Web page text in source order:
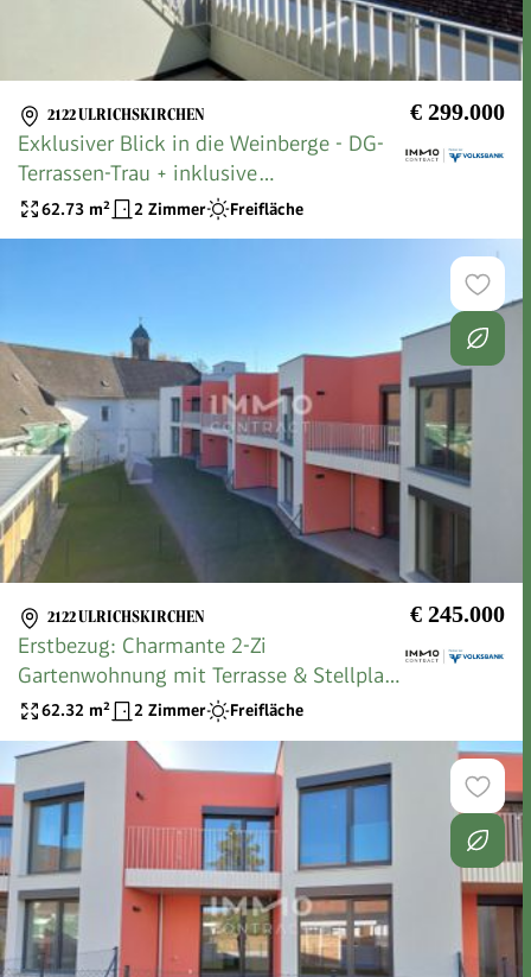
2122 ULRICHSKIRCHEN € 299.000
Exklusiver Blick in die Weinberge - DG-
Terrassen-Trau + inklusive
Garagenstellplatz
62.73 m² 2 Zimmer Freifläche
2122 ULRICHSKIRCHEN € 245.000
Erstbezug: Charmante 2-Zi
Gartenwohnung mit Terrasse & Stellplatz
in Ulrichskirchen!
62.32 m² 2 Zimmer Freifläche